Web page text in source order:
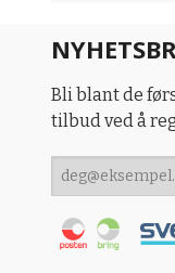
Bli blant de
tilbud ved å